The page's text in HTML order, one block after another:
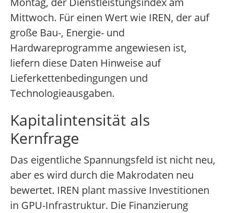
Mittwoch. Für einen Wert wie IREN, der auf
große Bau-, Energie- und
Hardwareprogramme angewiesen ist,
liefern diese Daten Hinweise auf
Lieferkettenbedingungen und
Technologieausgaben.
Kapitalintensität als
Kernfrage
Das eigentliche Spannungsfeld ist nicht neu,
aber es wird durch die Makrodaten neu
bewertet. IREN plant massive Investitionen
in GPU-Infrastruktur. Die Finanzierung